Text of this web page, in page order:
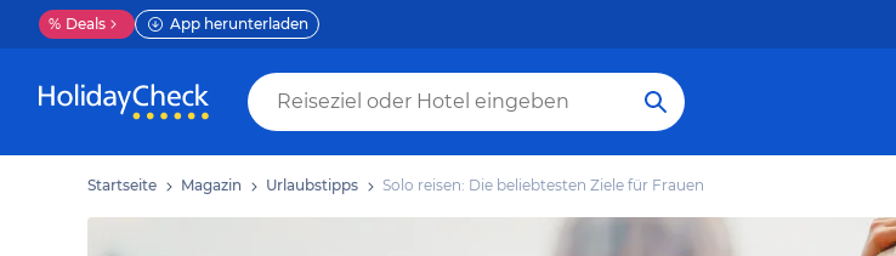
% Deals App herunterladen
Startseite Magazin Urlaubstipps Solo reisen: Die beliebtesten Ziele für Frauen